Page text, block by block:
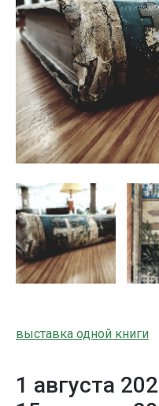
выставка одной книги
1 августа